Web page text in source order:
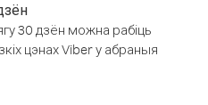
30 дзён можна рабіць
цэнах Viber у абраныя